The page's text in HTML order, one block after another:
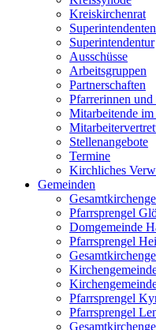
Kreiskirchenrat
Superintendentur
Ausschüsse
Arbeitsgruppen
Partnerschaften
Pfarrerinnen und
Mitarbeitende
Stellenangebote
Termine
Kirchliches
Gemeinden
Pfarrsprengel
Domgemeinde
Pfarrsprengel
Pfarrsprengel
Pfarrsprengel